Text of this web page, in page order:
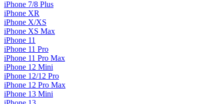
iPhone 7/8 Plus
iPhone XR
iPhone X/XS
iPhone XS Max
iPhone 11
iPhone 11 Pro
iPhone 11 Pro Max
iPhone 12 Mini
iPhone 12/12 Pro
iPhone 12 Pro Max
iPhone 13 Mini